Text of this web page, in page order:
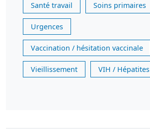
Santé travail Soins primaires
Urgences
Vaccination / hésitation vaccinale
Vieillissement VIH / Hépatites